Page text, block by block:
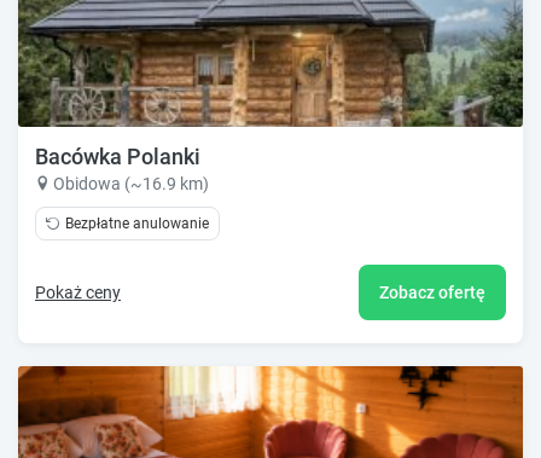
Bacówka Polanki
Obidowa (~16.9 km)
Bezpłatne anulowanie
Pokaż ceny Zobacz ofertę